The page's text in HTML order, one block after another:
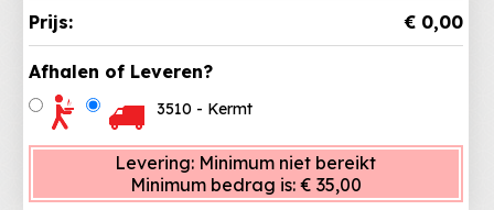
Prijs: € 0,00
Afhalen of Leveren?
3510 - Kermt
Levering: Minimum niet bereikt
Minimum bedrag is: € 35,00